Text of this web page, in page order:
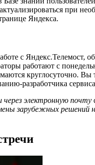
при
Яндекса.
с Яндекс.Телемост,
работают с
круглосуточно. Вы
разработчика
электронную почту
решений на